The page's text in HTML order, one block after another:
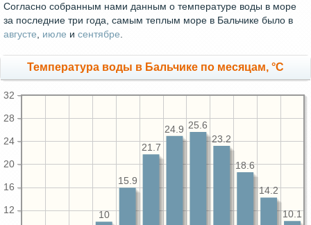
Согласно собранным нами данным о температуре воды в море
за последние три года, самым теплым море в Бальчике было в
августе
июле и сентябре
Температура воды в Бальчике по месяцам, °C
12
16
20
24
28
32
10.1
14.2
18.6
23.2
25.6
24.9
21.7
15.9
10